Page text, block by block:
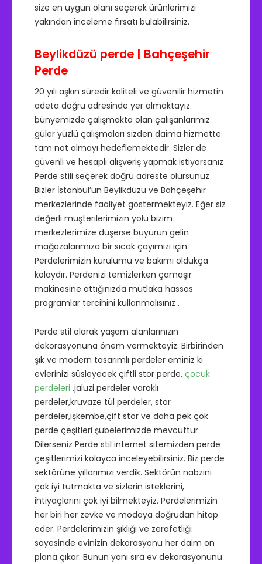
size en uygun olanı seçerek ürünlerimizi
yakından inceleme fırsatı bulabilirsiniz.
Beylikdüzü perde| Bahçeşehir
Perde
20 yılı aşkın süredir kaliteli ve güvenilir hizmetin
adeta doğru adresinde yer almaktayız.
bünyemizde çalışmakta olan çalışanlarımız
güler yüzlü çalışmaları sizden daima hizmette
tam not almayı hedeflemektedir. Sizler de
güvenli ve hesaplı alışveriş yapmak istiyorsanız
Perde stili seçerek doğru adreste olursunuz
Bizler İstanbul’un Beylikdüzü ve Bahçeşehir
merkezlerinde faaliyet göstermekteyiz. Eğer siz
değerli müşterilerimizin yolu bizim
merkezlerimize düşerse buyurun gelin
mağazalarımıza bir sıcak çayımızı için.
Perdelerimizin kurulumu ve bakımı oldukça
kolaydır. Perdenizi temizlerken çamaşır
makinesine attığınızda mutlaka hassas
programlar tercihini kullanmalısınız .
Perde stil olarak yaşam alanlarınızın
dekorasyonuna önem vermekteyiz. Birbirinden
şık ve modern tasarımlı perdeler eminiz ki
evlerinizi süsleyecek çiftli stor perde, çocuk
perdeleri ,jaluzi perdeler varaklı
perdeler,kruvaze tül perdeler, stor
perdeler,işkembe,çift stor ve daha pek çok
perde çeşitleri şubelerimizde mevcuttur.
Dilerseniz Perde stil internet sitemizden perde
çeşitlerimizi kolayca inceleyebilirsiniz. Biz perde
sektörüne yıllarımızı verdik. Sektörün nabzını
çok iyi tutmakta ve sizlerin isteklerini,
ihtiyaçlarını çok iyi bilmekteyiz. Perdelerimizin
her biri her zevke ve modaya doğrudan hitap
eder. Perdelerimizin şıklığı ve zerafetliği
sayesinde evinizin dekorasyonu her daim on
plana çıkar. Bunun yanı sıra ev dekorasyonunu